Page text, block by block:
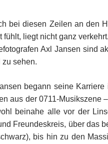
bei diesen Zeilen an den
fühlt, liegt nicht ganz
Axl Jansen sind
zu sehen.
begann seine
aus der 0711-Musikszene
beinahe alle vor der
Freundeskreis, über das
bis hin zu den